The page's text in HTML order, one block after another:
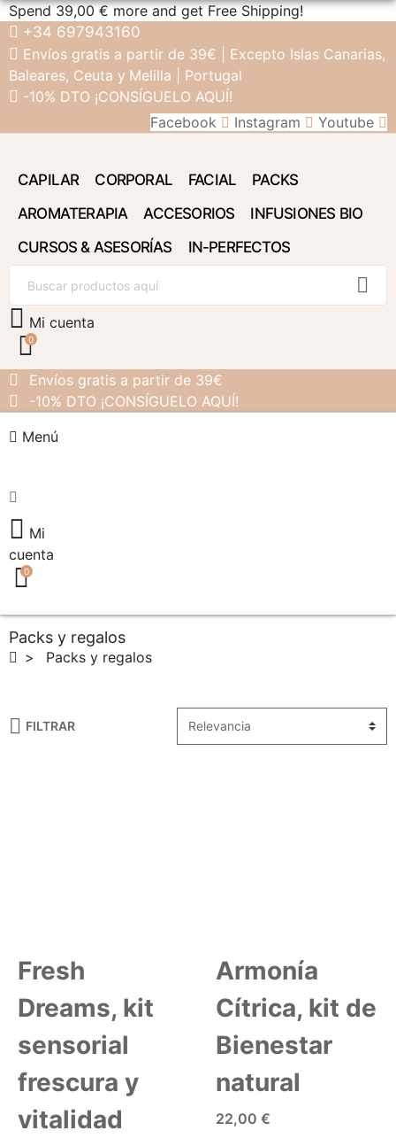
Spend39,00 €more and get Free Shipping!
+34 697943160
Envíos gratis a partir de 39€ | Excepto Islas Canarias,
Baleares, Ceuta y Melilla | Portugal
-10% DTO ¡CONSÍGUELO AQUÍ!
Facebook
Instagram Youtube
CAPILAR CORPORAL FACIAL
PACKS
AROMATERAPIA
ACCESORIOS
INFUSIONES BIO
CURSOS & ASESORÍAS
IN-PERFECTOS
Mi cuenta
0
Envíos gratis a partir de 39€
-10% DTO ¡CONSÍGUELO AQUÍ!
Menú
Mi
cuenta
0
Packs y regalos
Packs y regalos
FILTRAR
Fresh
Dreams, kit
sensorial
frescura y
vitalidad
Armonía
Cítrica, kit de
Bienestar
natural
22,00 €